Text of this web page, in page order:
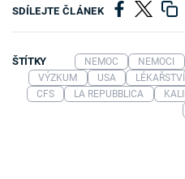
SDÍLEJTE ČLÁNEK
ŠTÍTKY NEMOC NEMOCI
VÝZKUM
USA LÉKAŘSTVÍ
CFS
LA REPUBBLICA